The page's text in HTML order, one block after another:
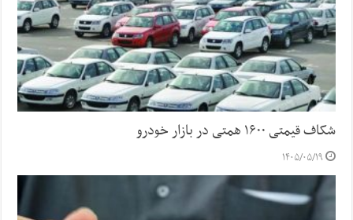
شکاف قیمتی ۱۶۰۰ همتی در بازار خودرو
۱۴۰۵/۰۵/۱۹